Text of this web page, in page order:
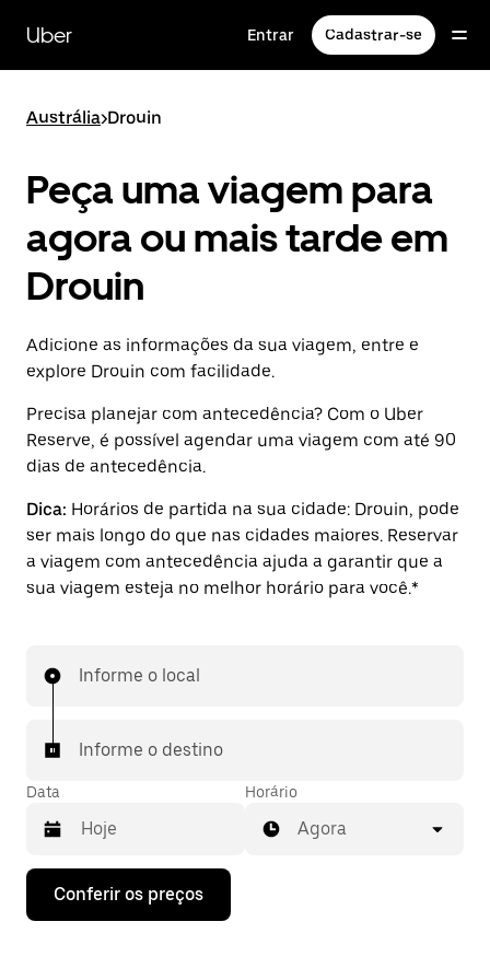
para
conteúdo
Uber Entrar Cadastrar-se
Austrália>Drouin
Peça uma viagem para
agora ou mais tarde em
Drouin
Adicione as informações da sua viagem, entre e
explore Drouin com facilidade.
Precisa planejar com antecedência? Com o Uber
Reserve, é possível agendar uma viagem com até 90
dias de antecedência.
Dica: Horários de partida na sua cidade: Drouin, pode
ser mais longo do que nas cidades maiores. Reservar
a viagem com antecedência ajuda a garantir que a
sua viagem esteja no melhor horário para você.*
Informe o local
Informe o destino
Data
Pressione
seta
Horário
Agora
Conferir os preços